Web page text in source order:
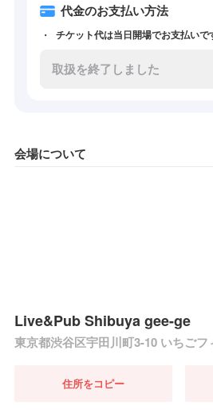
代金のお支払い方法
チケット代は当日開場でお支払いで
取扱を終了しました
会場について
Live&Pub Shibuya gee-ge
東京都渋谷区宇田川町3-10 いちご
住所をコピー